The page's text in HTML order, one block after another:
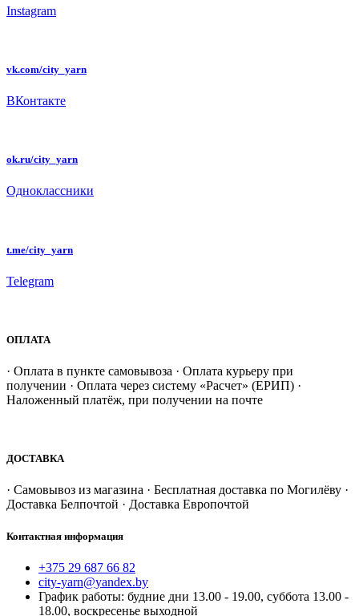
Instagram
vk.com/city_yarn
ВКонтакте
ok.ru/city_yarn
Одноклассники
t.me/city_yarn
Telegram
ОПЛАТА
· Оплата в пункте самовывоза · Оплата курьеру при
получении · Оплата через систему «Расчет» (ЕРИП) ·
Наложенный платёж, при получении на почте
ДОСТАВКА
· Самовывоз из магазина · Бесплатная доставка по Могилёву ·
Доставка Белпочтой · Доставка Европочтой
Контактная информация
+375 29 687 66 82
city-yarn@yandex.by
График работы: будние дни 13.00 - 19.00, суббота 13.00 -
18.00, воскресенье выходной